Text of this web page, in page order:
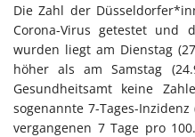
Die Zahl der
Corona-Virus getestet und
wurden liegt am Dienstag
höher als am Samstag
Gesundheitsamt keine
sogenannte 7-Tages-
vergangenen 7 Tage pro